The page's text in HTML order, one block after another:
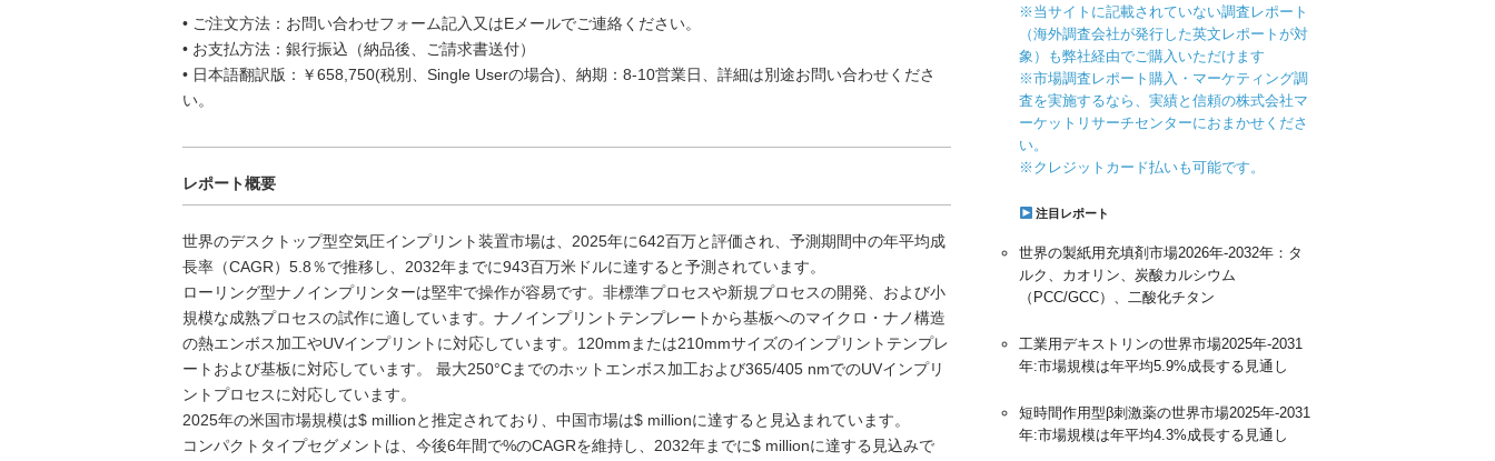
• ご注文方法：お問い合わせフォーム記入又はEメールでご連絡ください。
• お支払方法：銀行振込（納品後、ご請求書送付）
• 日本語翻訳版：￥658,750(税別、Single Userの場合)、納期：8-10営業日、詳細は別途お問い合わせくださ
い。
レポート概要
世界のデスクトップ型空気圧インプリント装置市場は、2025年に642百万と評価され、予測期間中の年平均成
長率（CAGR）5.8％で推移し、2032年までに943百万米ドルに達すると予測されています。
ローリング型ナノインプリンターは堅牢で操作が容易です。非標準プロセスや新規プロセスの開発、および小
規模な成熟プロセスの試作に適しています。ナノインプリントテンプレートから基板へのマイクロ・ナノ構造
の熱エンボス加工やUVインプリントに対応しています。120mmまたは210mmサイズのインプリントテンプレ
ートおよび基板に対応しています。 最大250°Cまでのホットエンボス加工および365/405 nmでのUVインプリ
ントプロセスに対応しています。
2025年の米国市場規模は$ millionと推定されており、中国市場は$ millionに達すると見込まれています。
コンパクトタイプセグメントは、今後6年間で%のCAGRを維持し、2032年までに$ millionに達する見込みで
※当サイトに記載されていない調査レポート
（海外調査会社が発行した英文レポートが対
象）も弊社経由でご購入いただけます
※市場調査レポート購入・マーケティング調
査を実施するなら、実績と信頼の株式会社マ
ーケットリサーチセンターにおまかせくださ
い。
※クレジットカード払いも可能です。
注目レポート
世界の製紙用充填剤市場2026年-2032年：タ
ルク、カオリン、炭酸カルシウム
（PCC/GCC）、二酸化チタン
工業用デキストリンの世界市場2025年-2031
年:市場規模は年平均5.9%成長する見通し
短時間作用型β刺激薬の世界市場2025年-2031
年:市場規模は年平均4.3%成長する見通し